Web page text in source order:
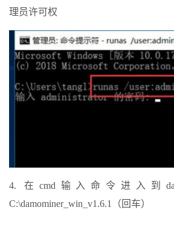
理员许可权
4. 在cmd输入命令进入到
C:\damominer_win_v1.6.1（回车）